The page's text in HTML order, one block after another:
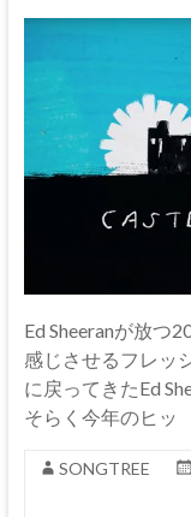
Ed Sheeranが放つ
感じさせるフレッ
に戻ってきたEd
そらく今年のヒッ
SONGTREE